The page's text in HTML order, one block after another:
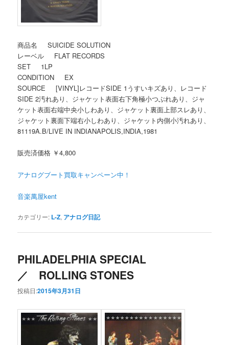
商品名 SUICIDE SOLUTION
レーベル FLAT RECORDS
SET 1LP
CONDITION EX
SOURCE [VINYL]レコードSIDE 1うすいキズあり、レコード
SIDE 2汚れあり、ジャケット表面右下角極小つぶれあり、ジャ
ケット表面右端中央小しわあり、ジャケット裏面上部スレあり、
ジャケット裏面下端右小しわあり、ジャケット内側小汚れあり、
81119A.B/LIVE IN INDIANAPOLIS,INDIA,1981
販売済価格 ￥4,800
アナログブート買取キャンペーン中！
音楽萬屋kent
カテゴリー: L-Z, アナログ日記
PHILADELPHIA SPECIAL
／ ROLLING STONES
投稿日:2015年3月31日